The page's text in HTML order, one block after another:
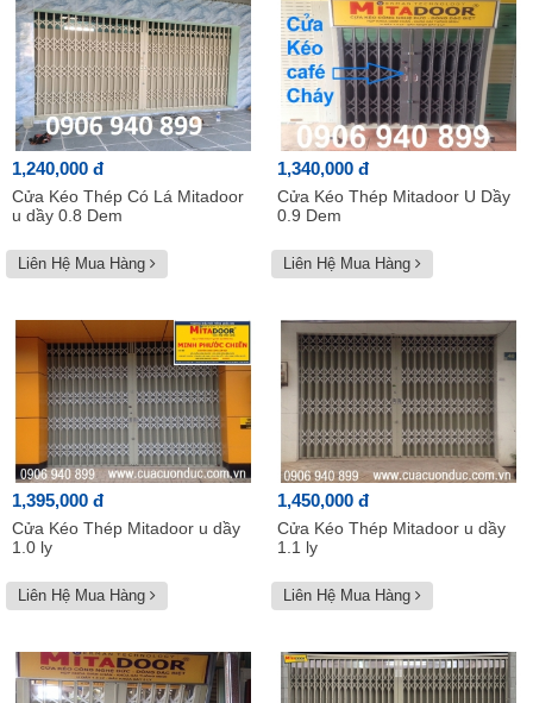
1,240,000 đ
Cửa Kéo Thép Có Lá Mitadoor
u dầy 0.8 Dem
Liên Hệ Mua Hàng
1,340,000 đ
Cửa Kéo Thép Mitadoor U Dầy
0.9 Dem
Liên Hệ Mua Hàng
1,395,000 đ
Cửa Kéo Thép Mitadoor u dầy
1.0 ly
Liên Hệ Mua Hàng
1,450,000 đ
Cửa Kéo Thép Mitadoor u dầy
1.1 ly
Liên Hệ Mua Hàng